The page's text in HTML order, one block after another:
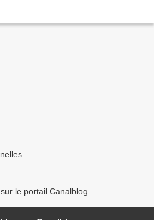
le portail Canalblog